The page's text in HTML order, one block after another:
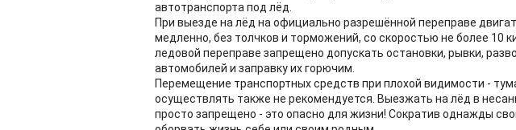
автотранспорта под лёд.
При выезде на лёд на официально разрешённой переправе
медленно, без толчков и торможений, со скоростью не более 10
ледовой переправе запрещено допускать остановки, рывки,
автомобилей и заправку их горючим.
Перемещение транспортных средств при плохой видимости -
осуществлять также не рекомендуется. Выезжать на лёд в
просто запрещено - это опасно для жизни! Сократив однажды